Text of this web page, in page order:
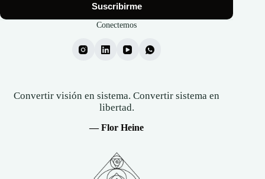
Conectemos
Convertir visión en sistema. Convertir sistema en
libertad.
— Flor Heine